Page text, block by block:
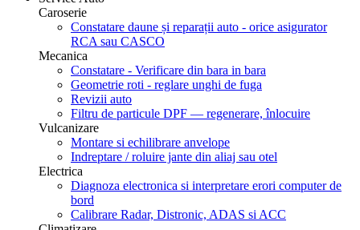
Caroserie
Constatare daune și reparații auto - orice asigurator
RCA sau CASCO
Mecanica
Constatare - Verificare din bara in bara
Geometrie roti - reglare unghi de fuga
Revizii auto
Filtru de particule DPF — regenerare, înlocuire
Vulcanizare
Montare si echilibrare anvelope
Indreptare / roluire jante din aliaj sau otel
Electrica
Diagnoza electronica si interpretare erori computer de
bord
Calibrare Radar, Distronic, ADAS si ACC